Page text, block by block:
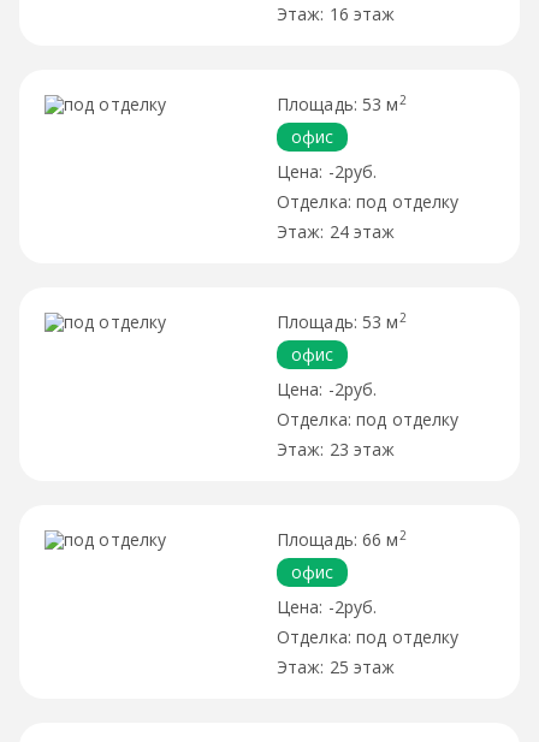
16 этаж
53 м 2
офис
-2руб.
под отделку
24 этаж
53 м 2
офис
-2руб.
под отделку
23 этаж
66 м 2
офис
-2руб.
под отделку
25 этаж